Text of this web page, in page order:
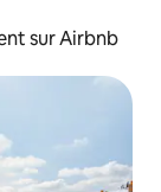
sur Airbnb